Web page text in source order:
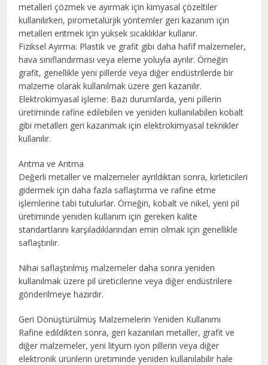
metalleri çözmek ve ayırmak için kimyasal çözeltiler
kullanılırken, pirometalürjik yöntemler geri kazanım için
metalleri eritmek için yüksek sıcaklıklar kullanır.
Fiziksel Ayırma: Plastik ve grafit gibi daha hafif malzemeler,
hava sınıflandırması veya eleme yoluyla ayrılır. Örneğin
grafit, genellikle yeni pillerde veya diğer endüstrilerde bir
malzeme olarak kullanılmak üzere geri kazanılır.
Elektrokimyasal işleme: Bazı durumlarda, yeni pillerin
üretiminde rafine edilebilen ve yeniden kullanılabilen kobalt
gibi metalleri geri kazanmak için elektrokimyasal teknikler
kullanılır.
Arıtma ve Arıtma
Değerli metaller ve malzemeler ayrıldıktan sonra, kirleticileri
gidermek için daha fazla saflaştırma ve rafine etme
işlemlerine tabi tutulurlar. Örneğin, kobalt ve nikel, yeni pil
üretiminde yeniden kullanım için gereken kalite
standartlarını karşıladıklarından emin olmak için genellikle
saflaştırılır.
Nihai saflaştırılmış malzemeler daha sonra yeniden
kullanılmak üzere pil üreticilerine veya diğer endüstrilere
gönderilmeye hazırdır.
Geri Dönüştürülmüş Malzemelerin Yeniden Kullanımı
Rafine edildikten sonra, geri kazanılan metaller, grafit ve
diğer malzemeler, yeni lityum iyon pillerin veya diğer
elektronik ürünlerin üretiminde yeniden kullanılabilir hale